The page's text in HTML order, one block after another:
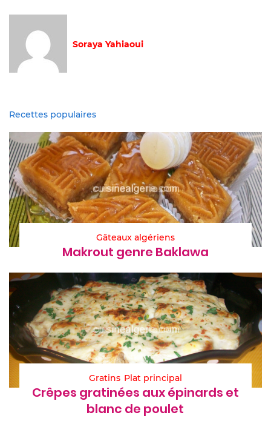
Soraya Yahiaoui
Recettes populaires
Gâteaux algériens
Makrout genre Baklawa
Gratins Plat principal
Crêpes gratinées aux épinards et
blanc de poulet